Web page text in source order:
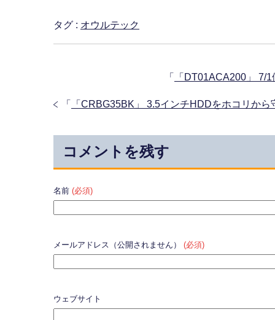
タグ : オウルテック
「 「DT01ACA200」 7/
「 「CRBG35BK」 3.5インチHDDをホコリか
コメントを残す
名前 (必須)
メールアドレス（公開されません） (必須)
ウェブサイト